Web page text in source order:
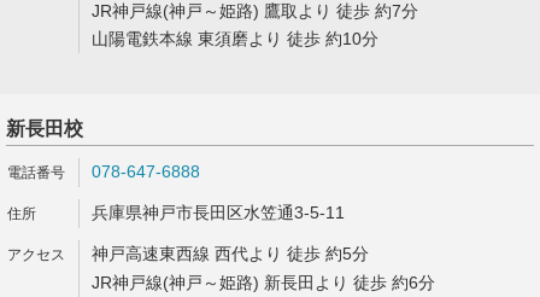
JR神戸線(神戸～姫路) 鷹取より 徒歩 約7分
山陽電鉄本線 東須磨より 徒歩 約10分
新長田校
078-647-6888
兵庫県神戸市長田区水笠通3-5-11
神戸高速東西線 西代より 徒歩 約5分
JR神戸線(神戸～姫路) 新長田より 徒歩 約6分